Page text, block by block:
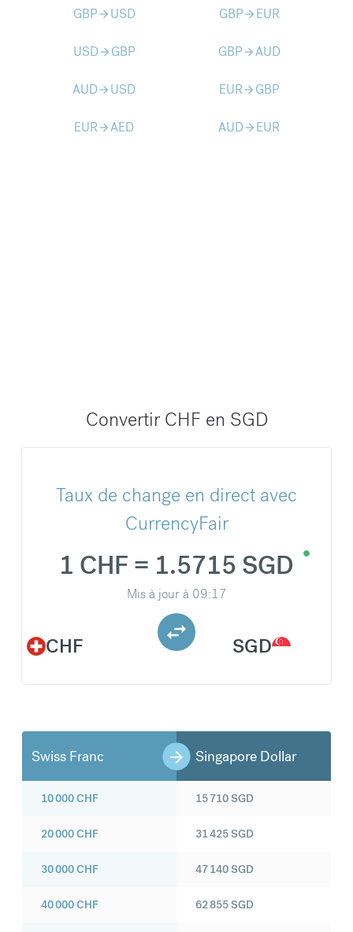
GBParrow_forward USD GBParrow_forward EUR
USDarrow_forward GBP GBParrow_forwardAUD
AUDarrow_forward USD EURarrow_forward GBP
EURarrow_forwardAED AUDarrow_forward EUR
Convertir CHF en SGD
Taux de change en direct avec
CurrencyFair
CHF
1 CHF = 1.5715 SGD
Mis à jour à 09:17
SGD
Swiss Franc Singapore Dollar
10 000CHF
20 000CHF
30 000CHF
40 000CHF
15 710SGD
31 425SGD
47 140SGD
62 855SGD